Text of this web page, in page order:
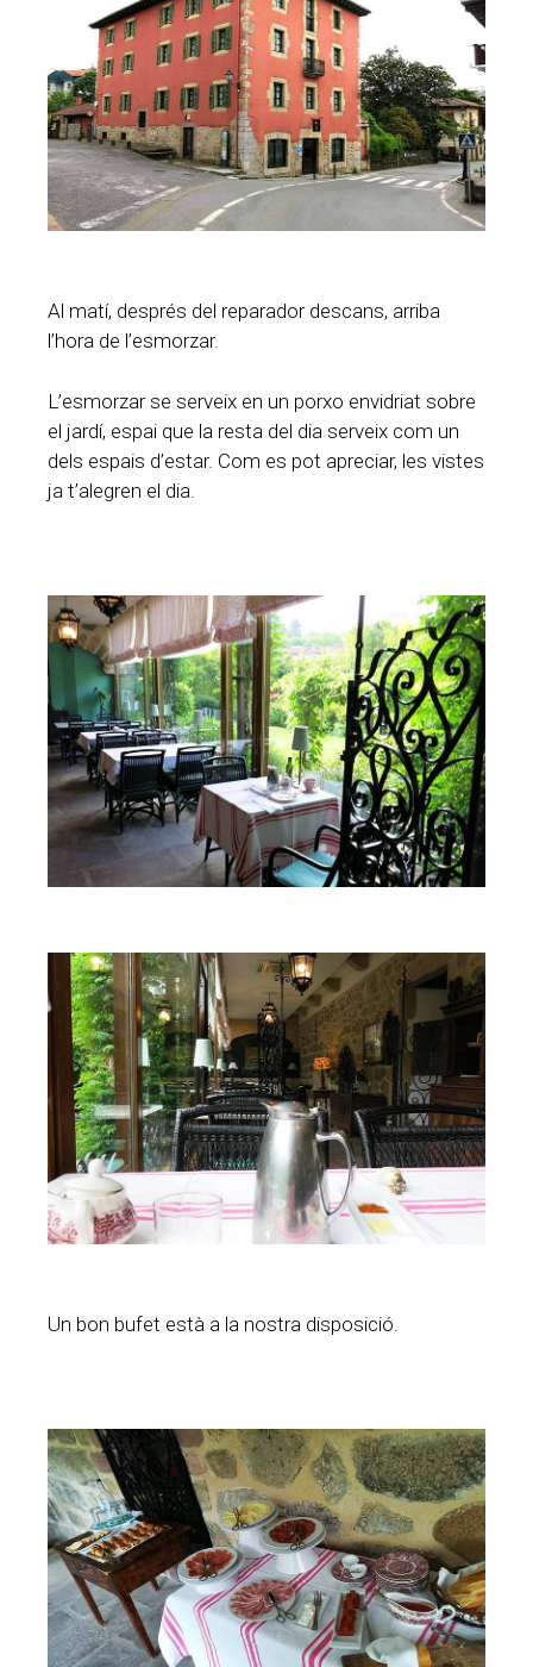
Al matí, després del reparador descans, arriba
l’hora de l’esmorzar.
L’esmorzar se serveix en un porxo envidriat sobre
el jardí, espai que la resta del dia serveix com un
dels espais d’estar. Com es pot apreciar, les vistes
ja t’alegren el dia.
Un bon bufet està a la nostra disposició.